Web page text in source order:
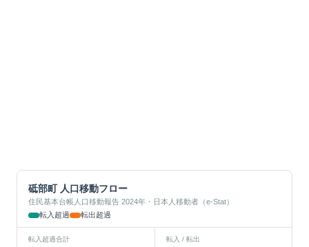
砥部町人口移動フロー
住民基本台帳人口移動報告 2024年・日本人移動者（e-Stat）
転入超過
転出超過
転入超過合計 転入 / 転出